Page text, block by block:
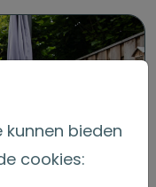
bieden
cookies: